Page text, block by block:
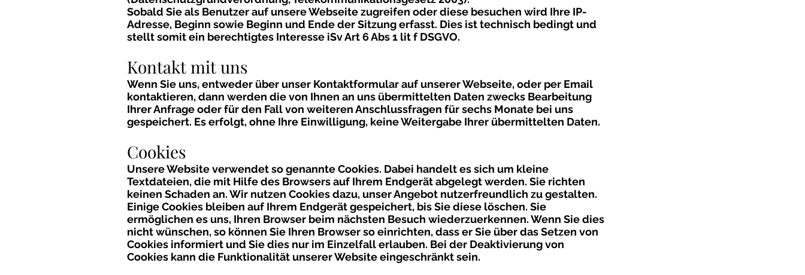
Sobald Sie als Benutzer auf unsere Webseite zugreifen oder diese besuchen wird Ihre IP-
Adresse, Beginn sowie Beginn und Ende der Sitzung erfasst. Dies ist technisch bedingt und
stellt somit ein berechtigtes Interesse iSv Art 6 Abs 1 lit f DSGVO.
Kontakt mit uns
Wenn Sie uns, entweder über unser Kontaktformular auf unserer Webseite, oder per Email
kontaktieren, dann werden die von Ihnen an uns übermittelten Daten zwecks Bearbeitung
Ihrer Anfrage oder für den Fall von weiteren Anschlussfragen für sechs Monate bei uns
gespeichert. Es erfolgt, ohne Ihre Einwilligung, keine Weitergabe Ihrer übermittelten Daten.
Cookies
Unsere Website verwendet so genannte Cookies. Dabei handelt es sich um kleine
Textdateien, die mit Hilfe des Browsers auf Ihrem Endgerät abgelegt werden. Sie richten
keinen Schaden an. Wir nutzen Cookies dazu, unser Angebot nutzerfreundlich zu gestalten.
Einige Cookies bleiben auf Ihrem Endgerät gespeichert, bis Sie diese löschen. Sie
ermöglichen es uns, Ihren Browser beim nächsten Besuch wiederzuerkennen. Wenn Sie dies
nicht wünschen, so können Sie Ihren Browser so einrichten, dass er Sie über das Setzen von
Cookies informiert und Sie dies nur im Einzelfall erlauben. Bei der Deaktivierung von
Cookies kann die Funktionalität unserer Website eingeschränkt sein.